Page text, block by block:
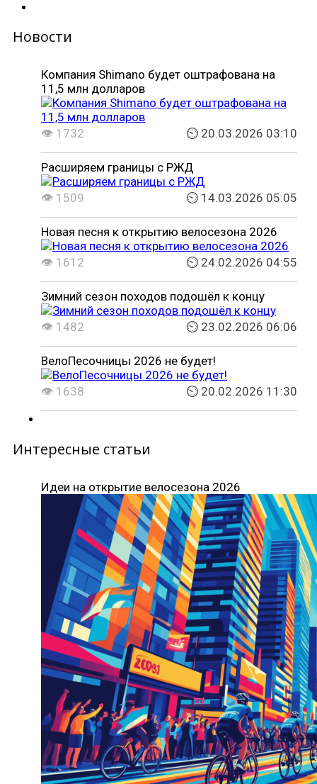
Новости
Компания Shimano будет оштрафована на
11,5 млн долларов
👁 1732 ⏲ 20.03.2026 03:10
Расширяем границы с РЖД
👁 1509 ⏲ 14.03.2026 05:05
Новая песня к открытию велосезона 2026
👁 1612 ⏲ 24.02.2026 04:55
Зимний сезон походов подошёл к концу
👁 1482 ⏲ 23.02.2026 06:06
ВелоПесочницы 2026 не будет!
👁 1638 ⏲ 20.02.2026 11:30
Интересные статьи
Идеи на открытие велосезона 2026